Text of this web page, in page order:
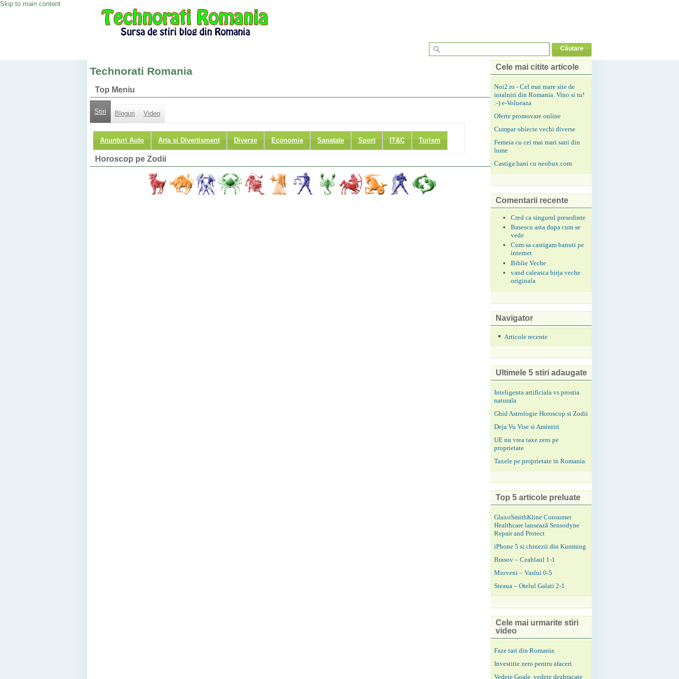
Skip to main content
Technorati Romania
Top Meniu
Stiri Bloguri Video
Anunturi Auto Arta si Divertisment Diverse Economie Sanatate Sport IT&C Turism
Horoscop pe Zodii
Cele mai citite articole
Noi2.ro - Cel mai mare site de
intalniri din Romania. Vino si tu!
:-) e-Volueaza
Oferte promovare online
Cumpar obiecte vechi diverse
Femeia cu cei mai mari sani din
lume
Castiga bani cu neobux.com
Comentarii recente
Cred ca singurul presedinte
Basescu asta dupa cum se
vede
Cum sa castigam banuti pe
internet
Biblie Veche
vand caleasca birja veche
originala
Navigator
Articole recente
Ultimele 5 stiri adaugate
Inteligenta artificiala vs prostia
naturala
Ghid Astrologie Horoscop si Zodii
Deja Vu Vise si Amintiri
UE nu vrea taxe zero pe
proprietate
Taxele pe proprietate in Romania
Top 5 articole preluate
GlaxoSmithKline Consumer
Healthcare lansează Sensodyne
Repair and Protect
iPhone 5 si chinezii din Kunming
Brasov – Ceahlaul 1-1
Mioveni – Vaslui 0-5
Steaua – Otelul Galati 2-1
Cele mai urmarite stiri
video
Faze tari din Romania
Investitie zero pentru afaceri
Vedete Goale, vedete dezbracate